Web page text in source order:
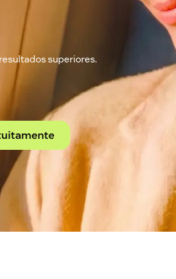
superiores.